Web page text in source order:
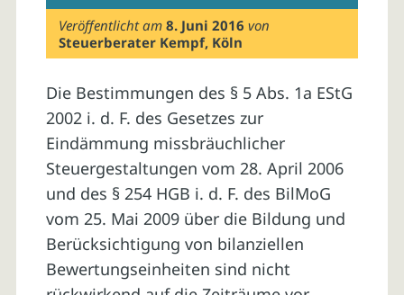
Veröffentlicht am8. Juni 2016 von
Steuerberater Kempf, Köln
Die Bestimmungen des § 5 Abs. 1a EStG
2002 i. d. F. des Gesetzes zur
Eindämmung missbräuchlicher
Steuergestaltungen vom 28. April 2006
und des § 254 HGB i. d. F. des BilMoG
vom 25. Mai 2009 über die Bildung und
Berücksichtigung von bilanziellen
Bewertungseinheiten sind nicht